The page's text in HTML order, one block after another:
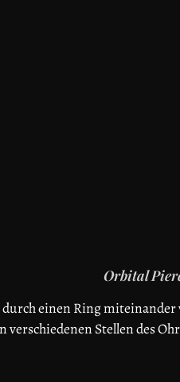
Orbital
einen Ring
Stellen des